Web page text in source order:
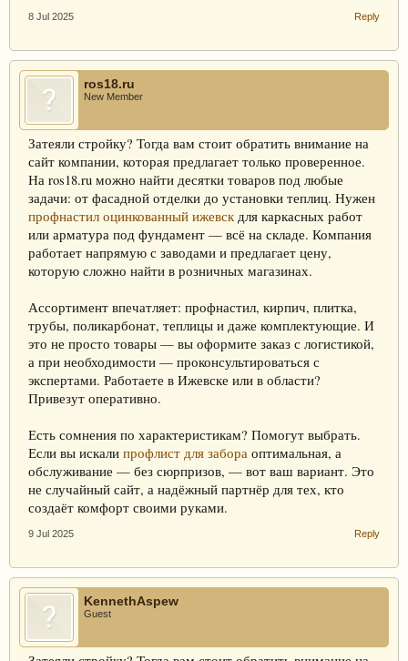
8 Jul 2025 Reply
ros18.ru
New Member
Затеяли стройку? Тогда вам стоит обратить внимание на
сайт компании, которая предлагает только проверенное.
На ros18.ru можно найти десятки товаров под любые
задачи: от фасадной отделки до установки теплиц. Нужен
профнастил оцинкованный ижевскдля каркасных работ
или арматура под фундамент — всё на складе. Компания
работает напрямую с заводами и предлагает цену,
которую сложно найти в розничных магазинах.
Ассортимент впечатляет: профнастил, кирпич, плитка,
трубы, поликарбонат, теплицы и даже комплектующие. И
это не просто товары — вы оформите заказ с логистикой,
а при необходимости — проконсультироваться с
экспертами. Работаете в Ижевске или в области?
Привезут оперативно.
Есть сомнения по характеристикам? Помогут выбрать.
Если вы искали профлист для забора оптимальная, а
обслуживание — без сюрпризов, — вот ваш вариант. Это
не случайный сайт, а надёжный партнёр для тех, кто
создаёт комфорт своими руками.
9 Jul 2025 Reply
KennethAspew
Guest